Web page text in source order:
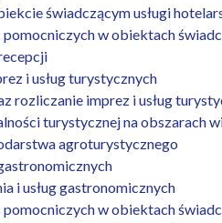
świadczącym usługi
w obiektach
i usług turystycznych
rozliczanie imprez i usług
turystycznej na obszarach
agroturystycznego
i usług gastronomicznych
w obiektach